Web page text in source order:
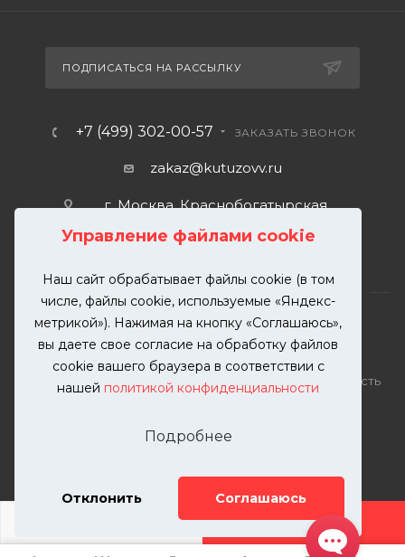
Управление файлами cookie
Наш сайт обрабатывает файлы cookie (в том
числе, файлы cookie, используемые «Яндекс-
метрикой»). Нажимая на кнопку «Соглашаюсь»,
вы даете свое согласие на обработку файлов
cookie вашего браузера в соответствии с
нашей политикой конфиденциальности
Подробнее
Отклонить Соглашаюсь
ДОБАВИТЬ УСЛУГУ
ПОДПИСАТЬСЯ НА РАССЫЛКУ
+7 (499) 302-00-57 ЗАКАЗАТЬ ЗВОНОК
zakaz@kutuzovv.ru
г. Москва, Краснобогатырская
2026 © KUTUZOVV | Кузовной ремонт и покраска
автомобилей. Вся информация на сайте – собственность
разрешения запрещена. Все права защищены.
Телефон: 8(499)-302-00-57